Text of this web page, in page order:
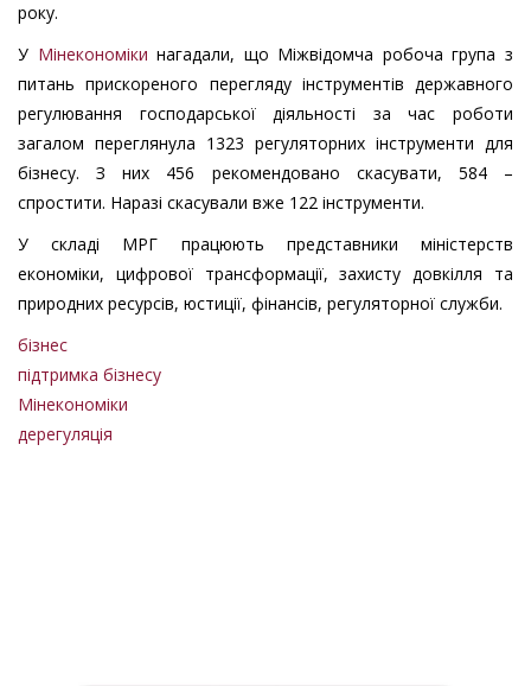
року.
У Мінекономіки нагадали, що Міжвідомча робоча група з
питань прискореного перегляду інструментів державного
регулювання господарської діяльності за час роботи
загалом переглянула 1323 регуляторних інструменти для
бізнесу. З них 456 рекомендовано скасувати, 584 –
спростити. Наразі скасували вже 122 інструменти.
У складі МРГ працюють представники міністерств
економіки, цифрової трансформації, захисту довкілля та
природних ресурсів, юстиції, фінансів, регуляторної служби.
бізнес
підтримка бізнесу
Мінекономіки
дерегуляція